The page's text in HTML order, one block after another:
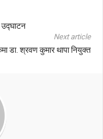
उद्घाटन
Next article
डा. श्रवण कुमार थापा नियुक्त